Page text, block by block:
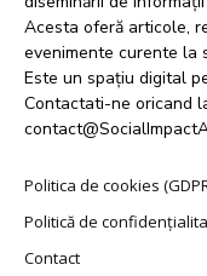
Acesta oferă articole,
evenimente curente la
Este un spațiu digital
Contactati-ne oricand
Politica de cookies
Politică de
Contact